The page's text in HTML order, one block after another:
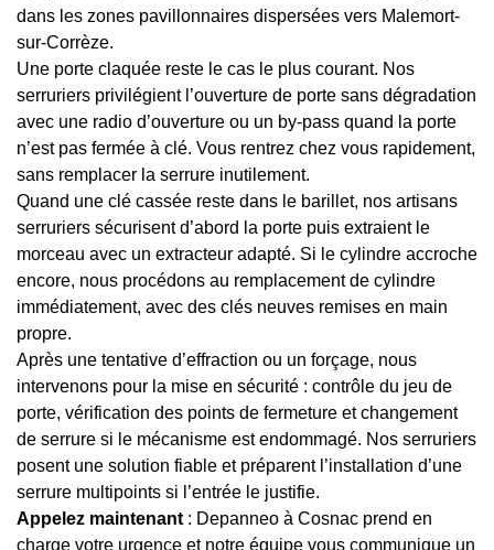
dans les zones pavillonnaires dispersées vers Malemort-
sur-Corrèze.
Une porte claquée reste le cas le plus courant. Nos
serruriers privilégient l’ouverture de porte sans dégradation
avec une radio d’ouverture ou un by-pass quand la porte
n’est pas fermée à clé. Vous rentrez chez vous rapidement,
sans remplacer la serrure inutilement.
Quand une clé cassée reste dans le barillet, nos artisans
serruriers sécurisent d’abord la porte puis extraient le
morceau avec un extracteur adapté. Si le cylindre accroche
encore, nous procédons au remplacement de cylindre
immédiatement, avec des clés neuves remises en main
propre.
Après une tentative d’effraction ou un forçage, nous
intervenons pour la mise en sécurité : contrôle du jeu de
porte, vérification des points de fermeture et changement
de serrure si le mécanisme est endommagé. Nos serruriers
posent une solution fiable et préparent l’installation d’une
serrure multipoints si l’entrée le justifie.
Appelez maintenant : Depanneo à Cosnac prend en
charge votre urgence et notre équipe vous communique un